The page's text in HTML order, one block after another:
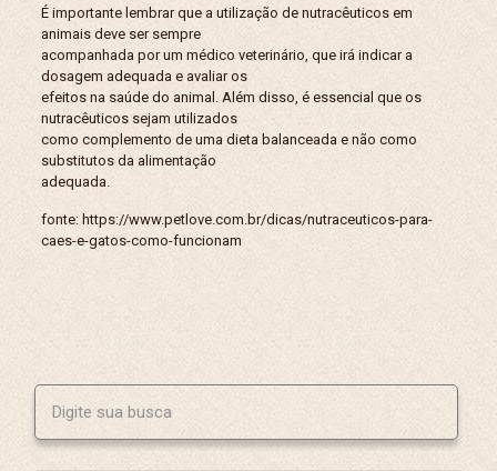
É importante lembrar que a utilização de nutracêuticos em
animais deve ser sempre
acompanhada por um médico veterinário, que irá indicar a
dosagem adequada e avaliar os
efeitos na saúde do animal. Além disso, é essencial que os
nutracêuticos sejam utilizados
como complemento de uma dieta balanceada e não como
substitutos da alimentação
adequada.
fonte: https://www.petlove.com.br/dicas/nutraceuticos-para-
caes-e-gatos-como-funcionam